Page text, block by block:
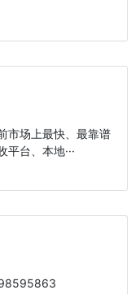
市场上最快、最靠谱
台、本地···